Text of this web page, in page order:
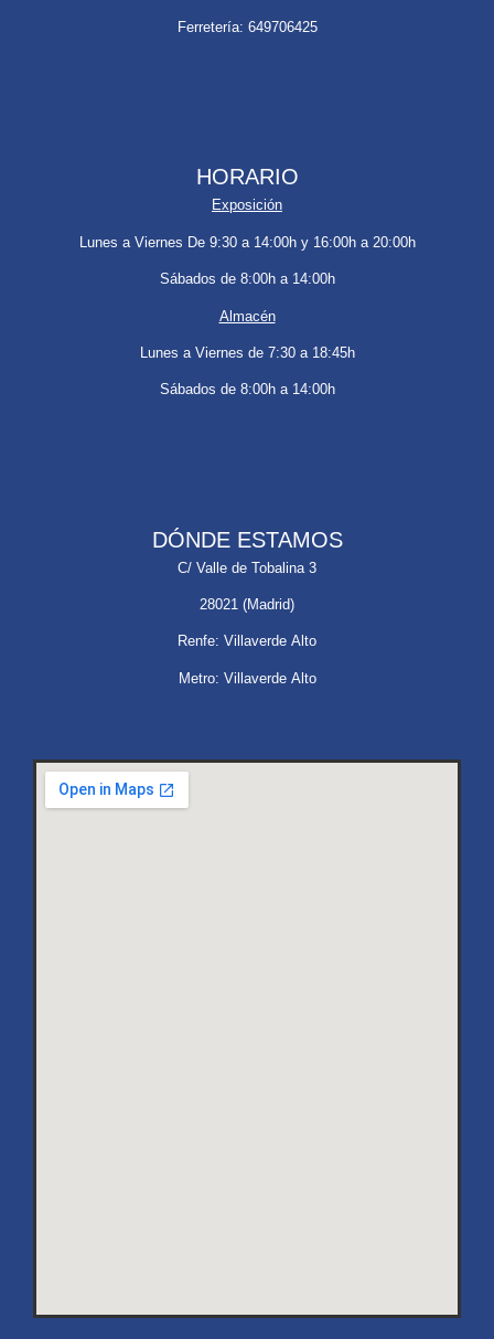
Ferretería: 649706425
HORARIO
Exposición
Lunes a Viernes De 9:30 a 14:00h y 16:00h a 20:00h
Sábados de 8:00h a 14:00h
Almacén
Lunes a Viernes de 7:30 a 18:45h
Sábados de 8:00h a 14:00h
DÓNDE ESTAMOS
C/ Valle de Tobalina 3
28021 (Madrid)
Renfe: Villaverde Alto
Metro: Villaverde Alto